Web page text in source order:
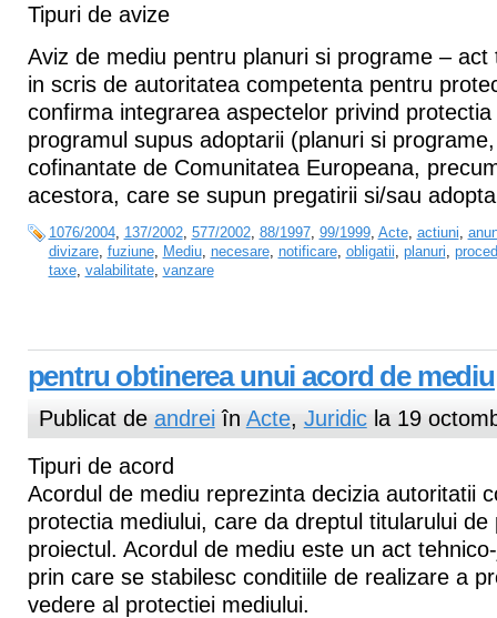
Tipuri de avize
Aviz de mediu pentru planuri si programe – act
in scris de autoritatea competenta pentru
confirma integrarea aspectelor privind
programul supus adoptarii (planuri si
cofinantate de Comunitatea Europeana,
acestora, care se supun pregatirii si/sau
1076/2004, 137/2002, 577/2002, 88/1997, 99/1999, Acte, actiuni,
divizare, fuziune, Mediu, necesare, notificare, obligatii, planuri,
taxe, valabilitate, vanzare
pentru obtinerea unui acord de mediu
Publicat de andreiîn Acte, Juridicla 19
Tipuri de acord
Acordul de mediu reprezinta decizia autoritatii
protectia mediului, care da dreptul titularului de
proiectul. Acordul de mediu este un act
prin care se stabilesc conditiile de realizare a
vedere al protectiei mediului.